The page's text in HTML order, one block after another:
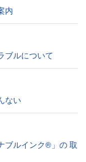
内
ブルについて
ない
ブルインク®︎」の 取